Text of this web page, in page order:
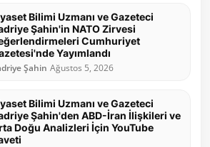
Bilimi Uzmanı ve Gazeteci
Şahin'in NATO Zirvesi
Cumhuriyet
Yayımlandı
Şahin Ağustos 5, 2026
Bilimi Uzmanı ve Gazeteci
Şahin'den ABD-İran İlişkileri ve
Doğu Analizleri İçin YouTube